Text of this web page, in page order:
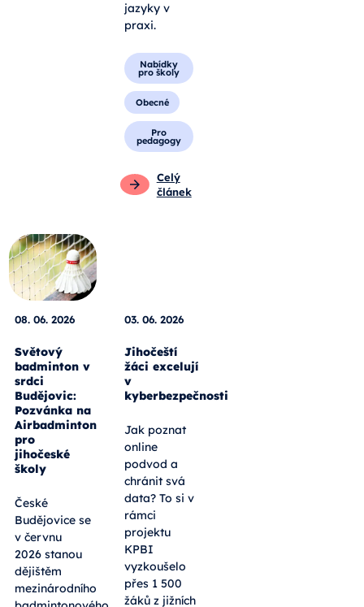
jazyky v
praxi.
Nabídky
pro školy
Obecné
Pro
pedagogy
Celý
článek
08. 06. 2026
Světový
badminton v
srdci
Budějovic:
Pozvánka na
Airbadminton
pro
jihočeské
školy
České
Budějovice se
v červnu
2026 stanou
dějištěm
mezinárodního
03. 06. 2026
Jihočeští
žáci excelují
v
kyberbezpečnosti
Jak poznat
online
podvod a
chránit svá
data? To si v
rámci
projektu
KPBI
vyzkoušelo
přes 1 500
žáků z jižních